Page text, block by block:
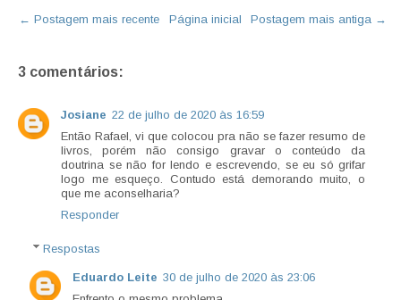
← Postagem mais recente Postagem mais antiga →
Página inicial
3 comentários:
Josiane 22 de julho de 2020 às 16:59
Então Rafael, vi que colocou pra não se fazer resumo de
livros, porém não consigo gravar o conteúdo da
doutrina se não for lendo e escrevendo, se eu só grifar
logo me esqueço. Contudo está demorando muito, o
que me aconselharia?
Responder
Respostas
Eduardo Leite 30 de julho de 2020 às 23:06